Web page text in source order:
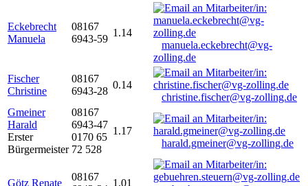
Eckebrecht
Manuela
08167
6943-59
1.14
manuela.eckebrecht@vg-
zolling.de
Fischer
Christine
08167
6943-28
0.14
christine.fischer@vg-zolling.de
Gmeiner
Harald
Erster
Bürgermeister
08167
6943-47
0170 65
72 528
1.17
harald.gmeiner@vg-zolling.de
Götz Renate
08167
1.01